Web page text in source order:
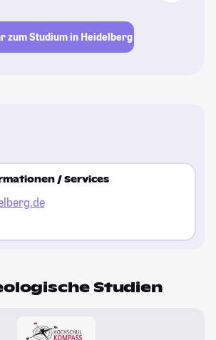
zum Studium in Heidelberg
/ Services
Studien